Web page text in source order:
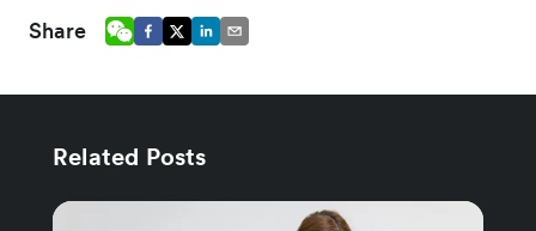
Share
Related Posts